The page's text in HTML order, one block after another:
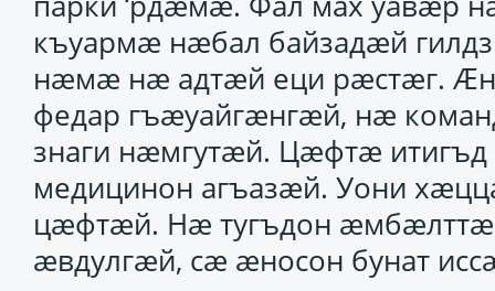
къуармӕ нӕбал байзадӕй
нӕмӕ нӕ адтӕй еци рӕстӕг.
федар гъӕуайгӕнгӕй, нӕ
знаги нӕмгутӕй. Цӕфтӕ
медицинон агъазӕй. Уони
цӕфтӕй. Нӕ тугъдон
ӕвдулгӕй, сӕ ӕносон бунат